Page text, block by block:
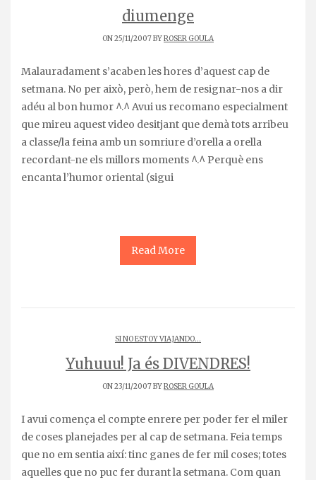
diumenge
ON 25/11/2007 BYROSER GOULA
Malauradament s’acaben les hores d’aquest cap de
setmana. No per això, però, hem de resignar-nos a dir
adéu al bon humor ^.^ Avui us recomano especialment
que mireu aquest video desitjant que demà tots arribeu
a classe/la feina amb un somriure d’orella a orella
recordant-ne els millors moments ^.^ Perquè ens
encanta l’humor oriental (sigui
Read More
SI NO ESTOY VIAJANDO...
Yuhuuu! Ja és DIVENDRES!
ON 23/11/2007 BYROSER GOULA
I avui comença el compte enrere per poder fer el miler
de coses planejades per al cap de setmana. Feia temps
que no em sentia així: tinc ganes de fer mil coses; totes
aquelles que no puc fer durant la setmana. Com quan